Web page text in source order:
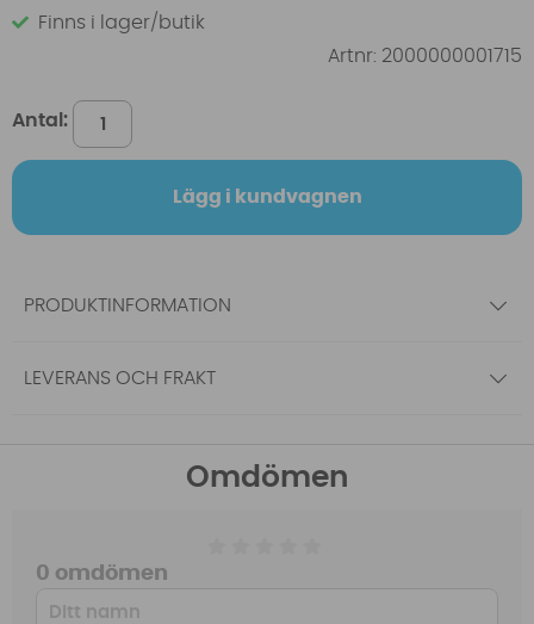
Finns i lager/butik
Artnr: 2000000001715
Antal:
Lägg i kundvagnen
PRODUKTINFORMATION
LEVERANS OCH FRAKT
Omdömen
0 omdömen